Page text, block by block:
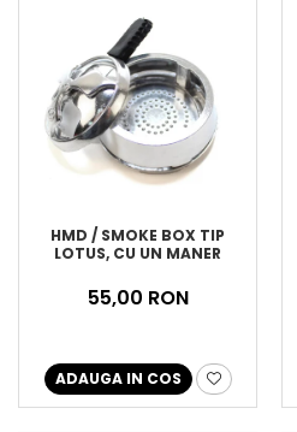
HMD / SMOKE BOX TIP
LOTUS, CU UN MANER
55,00 RON
ADAUGA IN COS